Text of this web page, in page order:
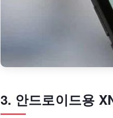
3. 안드로이드용